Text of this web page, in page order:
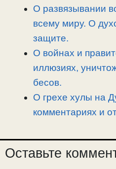
О развязывании
всему миру. О
защите.
О войнах и
иллюзиях,
бесов.
О грехе хулы на
комментариях и
Оставьте